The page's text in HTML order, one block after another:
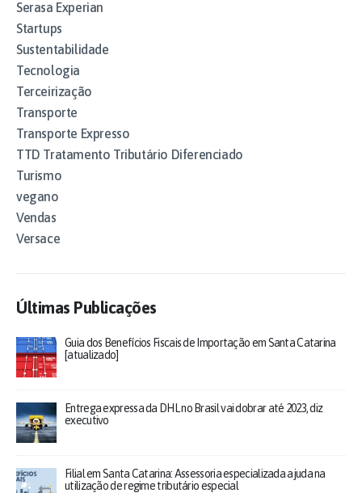
Serasa Experian
Startups
Sustentabilidade
Tecnologia
Terceirização
Transporte
Transporte Expresso
TTD Tratamento Tributário Diferenciado
Turismo
vegano
Vendas
Versace
Últimas Publicações
Guia dos Benefícios Fiscais de Importação em Santa Catarina
[atualizado]
Entrega expressa da DHL no Brasil vai dobrar até 2023, diz
executivo
Filial em Santa Catarina: Assessoria especializada ajuda na
utilização de regime tributário especial